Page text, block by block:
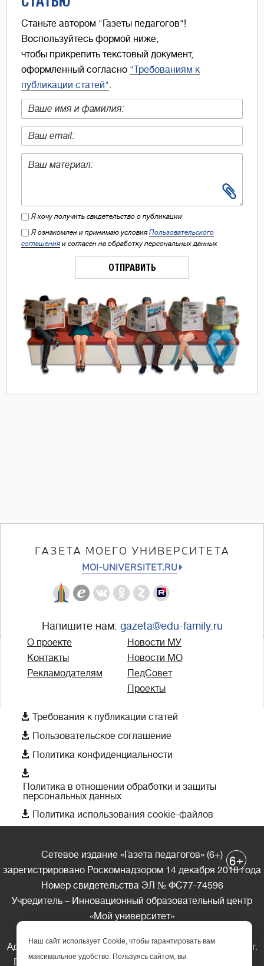
Станьте автором "Газеты педагогов"!
Воспользуйтесь формой ниже,
чтобы прикрепить текстовый документ,
оформленный согласно "Требованиям к
публикации статей"
Я хочу получить свидетельство о публикации
Я ознакомлен и принимаю условия Пользовательского
соглашения и согласен на обработку персональных данных
ОТПРАВИТЬ
ГАЗЕТА МОЕГО УНИВЕРСИТЕТА
MOI-UNIVERSITET.RU
Напишите нам: gazeta@edu-family.ru
О проекте
Контакты
Рекламодателям
Новости МУ
Новости МО
ПедСовет
Проекты
 Требования к публикации статей
 Пользовательское соглашение
 Политика конфиденциальности

Политика в отношении обработки и защиты
персональных данных
 Политика использования cookie-файлов
Сетевое издание «Газета педагогов» (6+)
зарегистрировано Роскомнадзором 14 декабря 2018 года
Номер свидетельства ЭЛ № ФС77-74596
Учредитель – Инновационный образовательный центр
«Мой университет»
Адрес редакции: 185035 Россия, Республика Карелия, г.
Петрозаводск, ул. Фридриха Энгельса д.10, офис 211
6+
Наш сайт использует Cookie, чтобы гарантировать вам
максимальное удобство. Пользуясь сайтом, вы